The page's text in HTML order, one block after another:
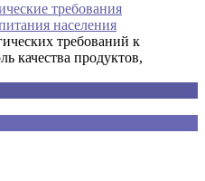
требования
населения
требований к
качества продуктов,